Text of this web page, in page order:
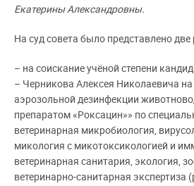
Екатерины Александровны.
На суд совета было представлено
– на соискание учёной степени
– Черникова Алексея Николаевича на
аэрозольной дезинфекции
препаратом «Роксацин»» по
ветеринарная микробиология,
микология с микотоксикологией и
ветеринарная санитария, экология,
ветеринарно-санитарная экспертиза